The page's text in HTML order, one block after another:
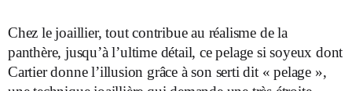
Chez le joaillier, tout contribue au réalisme de la
panthère, jusqu’à l’ultime détail, ce pelage si soyeux dont
Cartier donne l’illusion grâce à son serti dit « pelage »,